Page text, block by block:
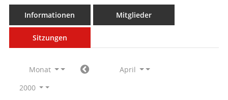
Informationen Mitglieder
Sitzungen
Monat
April
2000